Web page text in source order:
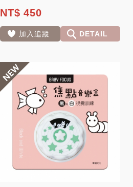
NT$ 450
加入追蹤 DETAIL